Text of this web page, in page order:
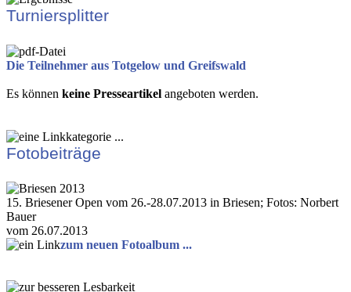
Turniersplitter
Die Teilnehmer aus Totgelow und Greifswald
Es können keine Presseartikel angeboten werden.
Fotobeiträge
15. Briesener Open vom 26.-28.07.2013 in Briesen; Fotos: Norbert
Bauer
vom 26.07.2013
zum neuen Fotoalbum ...